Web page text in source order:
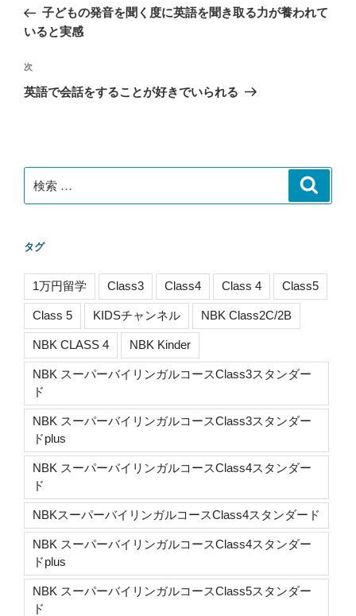
ナ
ゲ
ー
去
の
稿
子どもの発音を聞く度に英語を聞き取る力が養われて
いると実感
次
の
次
英語で会話をすることが好きでいられる
索:
タグ
1万円留学 Class3 Class4 Class 4 Class5
Class 5 KIDSチャンネル NBK Class2C/2B
NBK CLASS 4 NBK Kinder
NBK スーパーバイリンガルコースClass3スタンダー
ド
NBK スーパーバイリンガルコースClass3スタンダー
ドplus
NBK スーパーバイリンガルコースClass4スタンダー
ド
NBKスーパーバイリンガルコースClass4スタンダード
NBK スーパーバイリンガルコースClass4スタンダー
ドplus
NBK スーパーバイリンガルコースClass5スタンダー
ド